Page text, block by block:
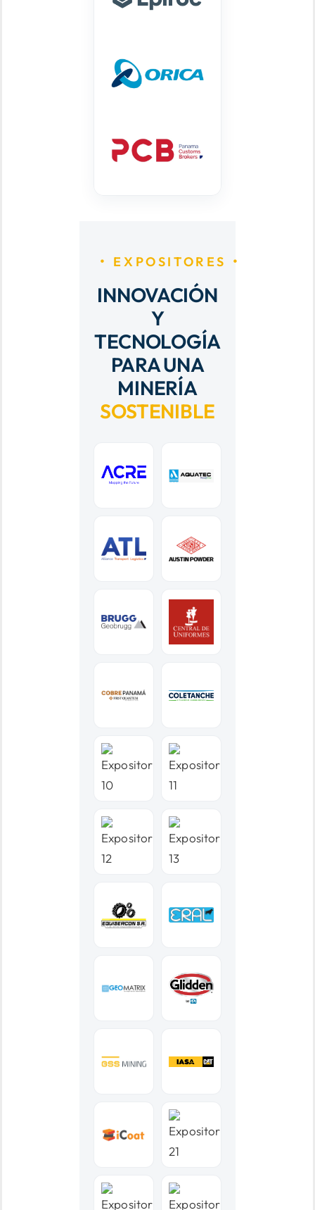
EXPOSITORES
INNOVACIÓN
Y
TECNOLOGÍA
PARA UNA
MINERÍA
SOSTENIBLE